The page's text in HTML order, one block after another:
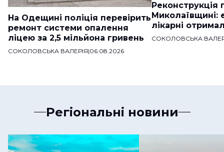
На Одещині поліція перевірить
ремонт системи опалення
ліцею за 2,5 мільйона гривень
СОКОЛОВСЬКА ВАЛЕРІЯ|06.08.2026
Реконструкція
Миколаївщині:
лікарні
СОКОЛОВСЬКА
Регіональні новини